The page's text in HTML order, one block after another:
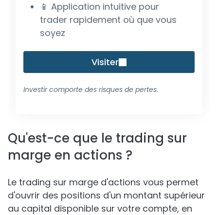
📱 Application intuitive pour
trader rapidement où que vous
soyez
Visiter
Investir comporte des risques de pertes.
Qu'est-ce que le trading sur
marge en actions ?
Le trading sur marge d'actions vous permet
d'ouvrir des positions d'un montant supérieur
au capital disponible sur votre compte, en